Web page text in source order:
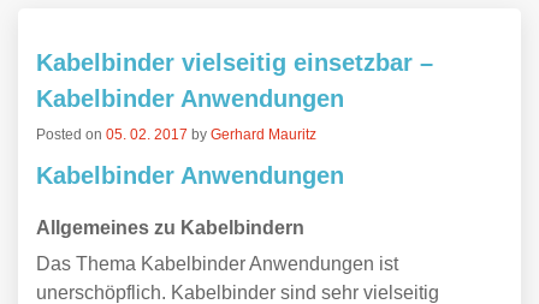
Kabelbinder vielseitig einsetzbar –
Kabelbinder Anwendungen
Posted on 05. 02. 2017 by Gerhard Mauritz
Kabelbinder Anwendungen
Allgemeines zu Kabelbindern
Das Thema Kabelbinder Anwendungen ist
unerschöpflich. Kabelbinder sind sehr vielseitig